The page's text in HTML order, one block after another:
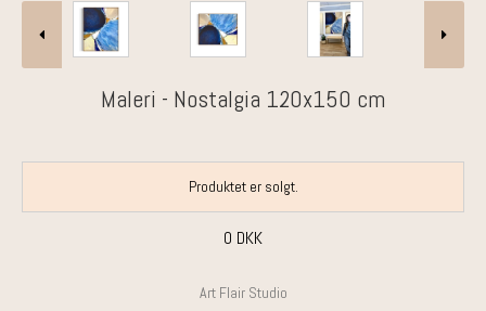
Maleri - Nostalgia 120x150 cm
Produktet er solgt.
0 DKK
Art Flair Studio